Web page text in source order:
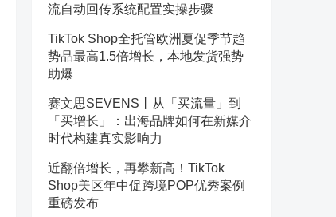
流自动回传系统配置实操步骤
TikTok Shop全托管欧洲夏促季节趋
势品最高1.5倍增长，本地发货强势
助爆
赛文思SEVENS丨从「买流量」到
「买增长」：出海品牌如何在新媒介
时代构建真实影响力
近翻倍增长，再攀新高！TikTok
Shop美区年中促跨境POP优秀案例
重磅发布